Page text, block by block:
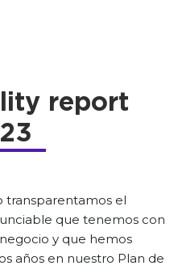
report
transparentamos el
que tenemos con
y que hemos
años en nuestro Plan de